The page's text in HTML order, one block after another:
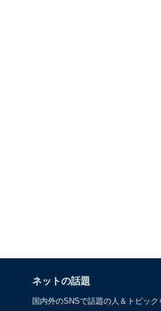
ネットの話題
国内外のSNSで話題の人＆トピッ